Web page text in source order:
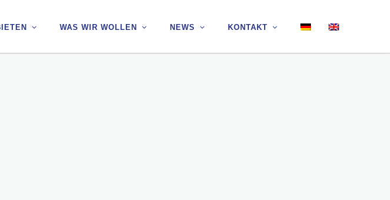
WAS WIR WOLLEN NEWS KONTAKT
WAS WIR WOLLEN NEWS KONTAKT